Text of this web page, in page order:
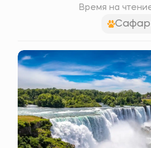
Время на